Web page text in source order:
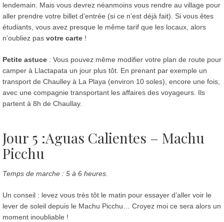
lendemain. Mais vous devrez néanmoins vous rendre au village pour
aller prendre votre billet d’entrée (si ce n’est déjà fait). Si vous êtes
étudiants, vous avez presque le même tarif que les locaux, alors
n’oubliez pas votre carte !
Petite astuce : Vous pouvez même modifier votre plan de route pour
camper à Llactapata un jour plus tôt. En prenant par exemple un
transport de Chaulley à La Playa (environ 10 soles), encore une fois,
avec une compagnie transportant les affaires des voyageurs. Ils
partent à 8h de Chaullay.
Jour 5 :Aguas Calientes – Machu
Picchu
Temps de marche : 5 à 6 heures.
Un conseil : levez vous très tôt le matin pour essayer d’aller voir le
lever de soleil depuis le Machu Picchu… Croyez moi ce sera alors un
moment inoubliable !